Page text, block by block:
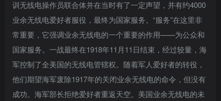
训无线电操作员联合体并在当时有了一定声望，并有约4000
业余无线电爱好者服役，最终为国家服务。“服务”在这里非
常重要，它强调业余无线电的一个重要的作用——为公众和
国家服务。一战最终在1918年11月11日结束，经过较量，海
军控制了全美国的无线电管辖权。随着军人爱好者的转役，
他们期望海军废除1917年的关闭业余无线电的命令，但没有
成功。海军部长拒绝爱好者重返天空。美国业余无线电的未